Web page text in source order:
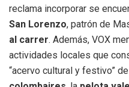
reclama incorporar se
San Lorenzo, patrón de
al carrer. Además, VOX
actividades locales que
“acervo cultural y festivo”